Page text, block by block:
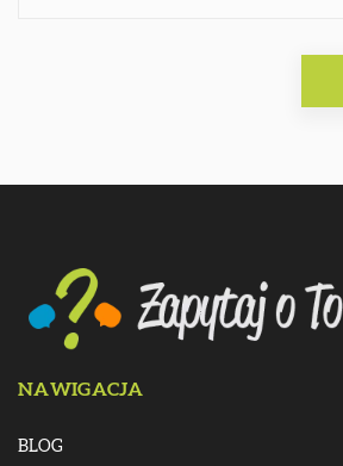
NAWIGACJA
BLOG